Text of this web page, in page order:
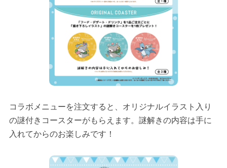
コラボメニューを注文すると、オリジナルイラスト入り
の謎付きコースターがもらえます。謎解きの内容は手に
入れてからのお楽しみです！